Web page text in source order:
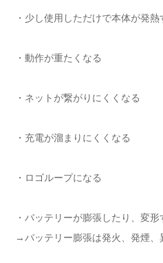
・少し使用しただけで本体が発熱
・動作が重たくなる
・ネットが繋がりにくくなる
・充電が溜まりにくくなる
・ロゴループになる
・バッテリーが膨張したり、変形
→バッテリー膨張は発火、発煙、